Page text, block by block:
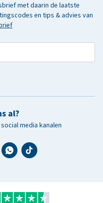
met daarin de laatste
en tips & advies van
al?
media kanalen